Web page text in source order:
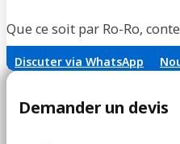
Que ce soit par Ro-Ro,
Discuter via WhatsApp
Demander un devis